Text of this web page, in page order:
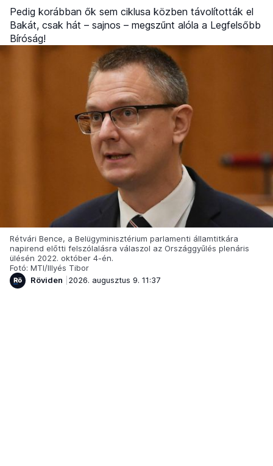
Pedig korábban ők sem ciklusa közben távolították el
Bakát, csak hát – sajnos – megszűnt alóla a Legfelsőbb
Bíróság!
Rétvári Bence, a Belügyminisztérium parlamenti államtitkára
napirend előtti felszólalásra válaszol az Országgyűlés plenáris
ülésén 2022. október 4-én.
Fotó: MTI/Illyés Tibor
Röviden
2026. augusztus 9. 11:37